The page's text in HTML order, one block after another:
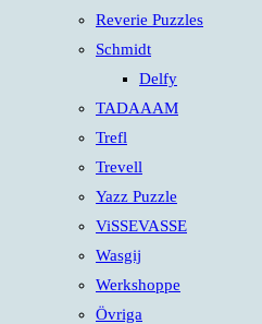
Reverie Puzzles
Schmidt
Delfy
TADAAAM
Trefl
Trevell
Yazz Puzzle
ViSSEVASSE
Wasgij
Werkshoppe
Övriga